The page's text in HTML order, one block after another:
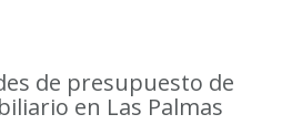
de presupuesto de
en Las Palmas